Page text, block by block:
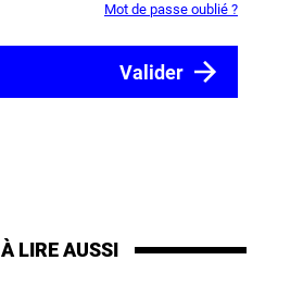
Mot de passe oublié ?
À LIRE AUSSI